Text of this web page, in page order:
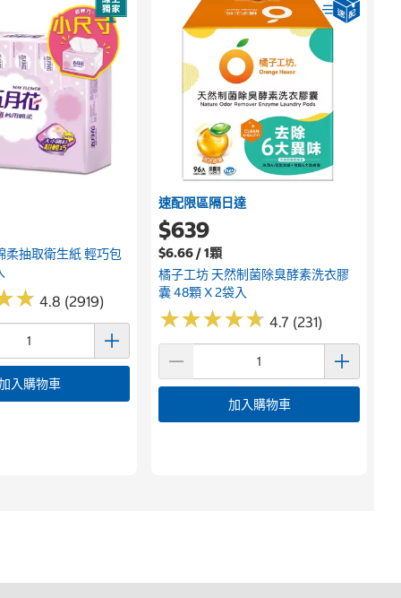
柔抽取衛生紙 輕巧包
★
★ 4.8 (2919)
入購物車
速配限區隔日達
$639
$6.66 / 1顆
橘子工坊 天然制菌除臭酵素洗衣膠
囊 48顆 X 2袋入
★★★★★
★★★★★ 4.7 (231)
加入購物車